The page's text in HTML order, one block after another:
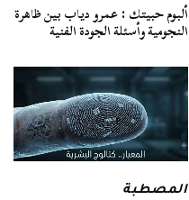
ألبوم حبيتك : عمرو دياب بين ظاهرة
النجومية وأسئلة الجودة الفنية
المصطبة